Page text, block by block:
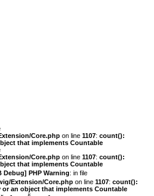
Core.php on line 1107: count():
that implements Countable
Core.php on line 1107: count():
that implements Countable
Debug] PHP Warning: in file
Extension/Core.php on line 1107: count():
or an object that implements Countable